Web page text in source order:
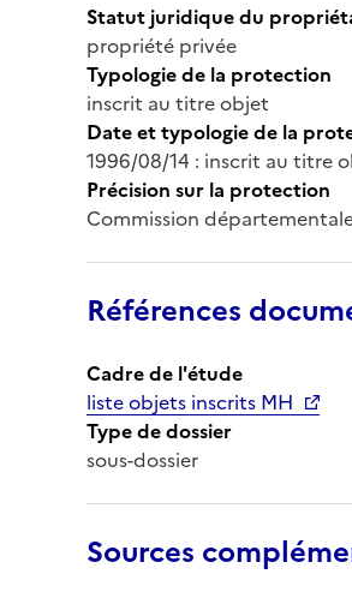
Statut juridique du
propriété privée
Typologie de la protection
inscrit au titre objet
Date et typologie de la
1996/08/14 : inscrit au titre
Précision sur la protection
Commission
Références
Cadre de l'étude
liste objets inscrits MH
Type de dossier
sous-dossier
Sources